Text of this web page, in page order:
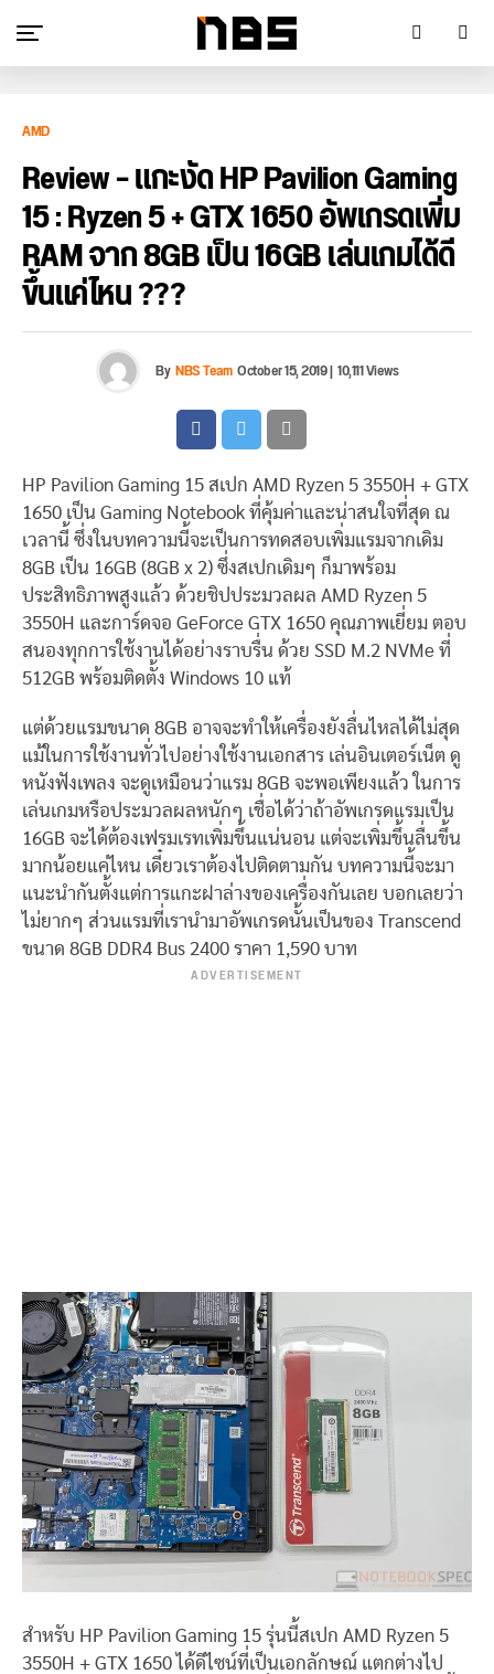
AMD
Review – แกะงัด HP Pavilion Gaming
15 : Ryzen 5 + GTX 1650 อัพเกรดเพิ่ม
RAM จาก 8GB เป็น 16GB เล่นเกมได้ดี
ขึ้นแค่ไหน ???
ByNBS TeamOctober 15, 2019|10,111 Views
HP Pavilion Gaming 15 สเปก AMD Ryzen 5 3550H + GTX
1650 เป็น Gaming Notebook ที่คุ้มค่าและน่าสนใจที่สุด ณ
เวลานี้ ซึ่งในบทความนี้จะเป็นการทดสอบเพิ่มแรมจากเดิม
8GB เป็น 16GB (8GB x 2) ซึ่งสเปกเดิมๆ ก็มาพร้อม
ประสิทธิภาพสูงแล้ว ด้วยชิปประมวลผล AMD Ryzen 5
3550H และการ์ดจอ GeForce GTX 1650 คุณภาพเยี่ยม ตอบ
สนองทุกการใช้งานได้อย่างราบรื่น ด้วย SSD M.2 NVMe ที่
512GB พร้อมติดตั้ง Windows 10 แท้
แต่ด้วยแรมขนาด 8GB อาจจะทำให้เครื่องยังลื่นไหลได้ไม่สุด
แม้ในการใช้งานทั่วไปอย่างใช้งานเอกสาร เล่นอินเตอร์เน็ต ดู
หนังฟังเพลง จะดูเหมือนว่าแรม 8GB จะพอเพียงแล้ว ในการ
เล่นเกมหรือประมวลผลหนักๆ เชื่อได้ว่าถ้าอัพเกรดแรมเป็น
16GB จะได้ต้องเฟรมเรทเพิ่มขึ้นแน่นอน แต่จะเพิ่มขึ้นลื่นขึ้น
มากน้อยแค่ไหน เดี๋ยวเราต้องไปติดตามกัน บทความนี้จะมา
แนะนำกันตั้งแต่การแกะฝาล่างของเครื่องกันเลย บอกเลยว่า
ไม่ยากๆ ส่วนแรมที่เรานำมาอัพเกรดนั้นเป็นของ Transcend
ขนาด 8GB DDR4 Bus 2400 ราคา 1,590 บาท
ADVERTISEMENT
สำหรับ HP Pavilion Gaming 15 รุ่นนี้สเปก AMD Ryzen 5
3550H + GTX 1650 ได้ดีไซน์ที่เป็นเอกลักษณ์ แตกต่างไป